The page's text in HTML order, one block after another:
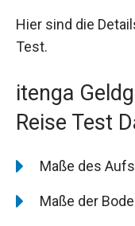
Hier sind die
Test.
itenga
Reise Test
Maße des
Maße der